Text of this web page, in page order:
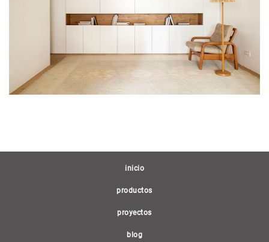
inicio(current)
productos
proyectos
blog